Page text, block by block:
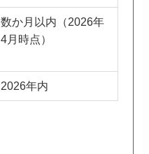
数か月以内（2026年
4月時点）
2026年内